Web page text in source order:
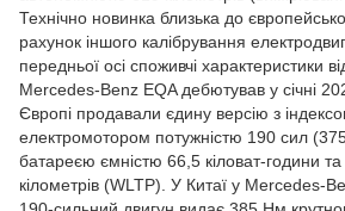
Технічно новинка близька до
рахунок іншого калібрування
передньої осі споживчі характеристики
Mercedes-Benz EQA дебютував у січні
Європі продавали єдину версію з
електромотором потужністю 190 сил
батареєю ємністю 66,5 кіловат-години
кілометрів (WLTP). У Китаї у Mercedes-